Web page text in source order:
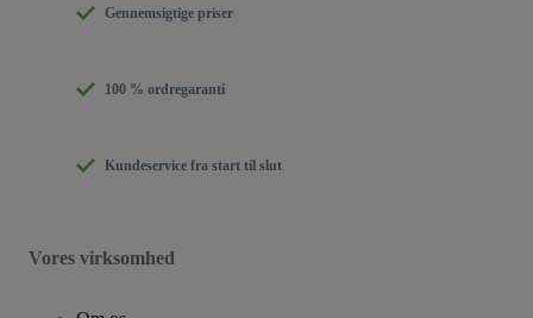
Gennemsigtige priser
100 % ordregaranti
Kundeservice fra start til slut
Vores virksomhed